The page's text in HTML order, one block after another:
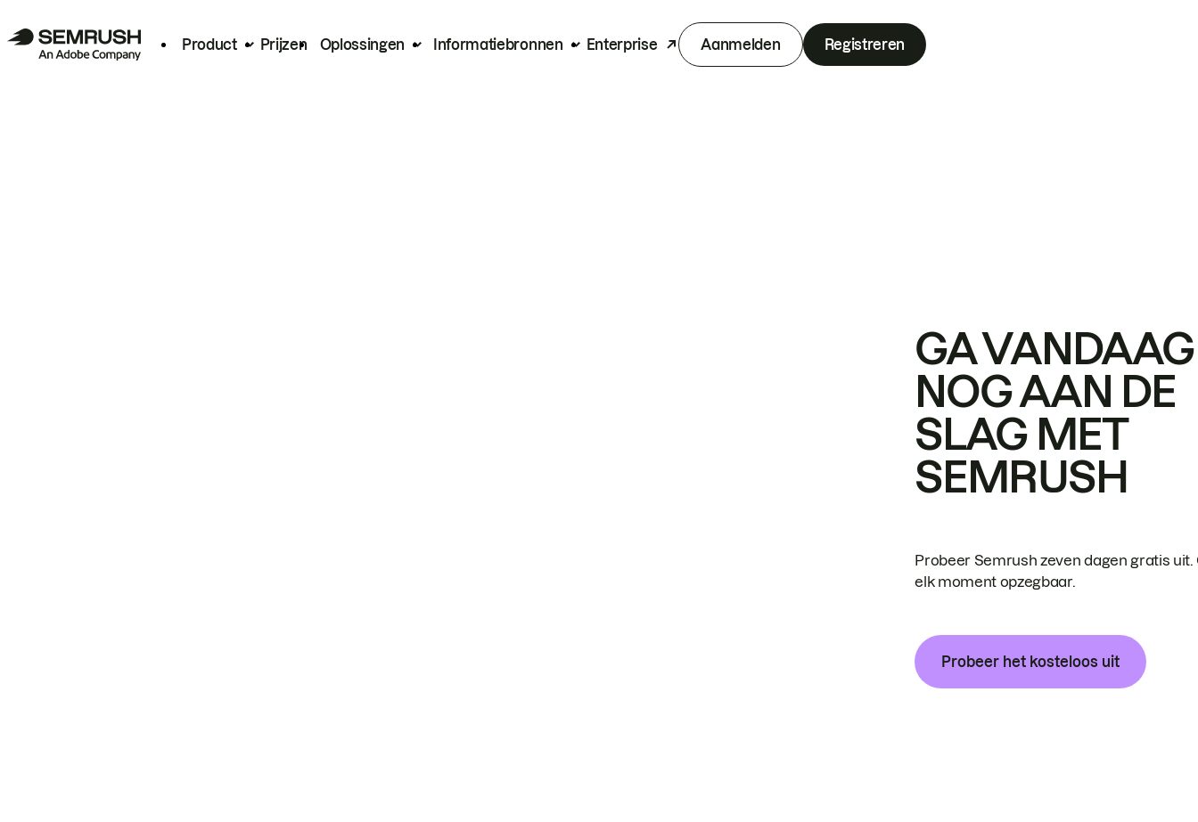
Product Prijzen Oplossingen Informatiebronnen Enterprise Aanmelden Registreren
GA VANDAAG
NOG AAN DE
SLAG MET
SEMRUSH
Probeer Semrush zeven dagen gratis uit.
elk moment opzegbaar.
Probeer het kosteloos uit